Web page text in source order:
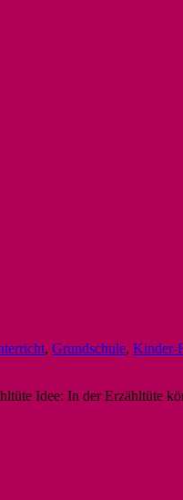
, Grundschule, Kinder-
Idee: In der Erzähltüte